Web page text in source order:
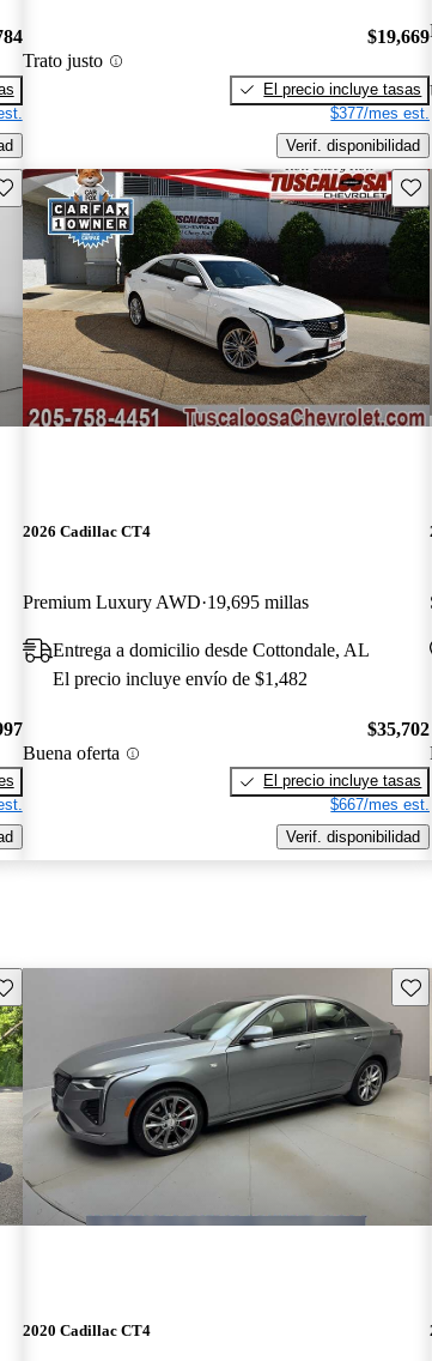
Trato justo
$19,669
El precio incluye tasas
$377/mes est.
Verif. disponibilidad
este Aviso
2026 Cadillac CT4
Premium Luxury AWD 19,695 millas
Entrega a domicilio desde Cottondale, AL
El precio incluye envío de $1,482
Buena oferta
$35,702
El precio incluye tasas
$667/mes est.
Verif. disponibilidad
este Aviso
2020 Cadillac CT4